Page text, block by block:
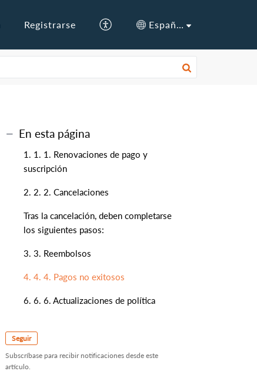
Registrarse Español (España)
En esta página
1. 1. 1. Renovaciones de pago y
suscripción
2. 2. 2. Cancelaciones
Tras la cancelación, deben completarse
los siguientes pasos:
3. 3. Reembolsos
4. 4. 4. Pagos no exitosos
6. 6. 6. Actualizaciones de política
Seguir
Subscríbase para recibir notificaciones desde este
artículo.